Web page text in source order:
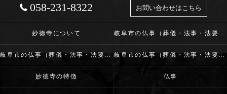
058-231-8322 お問い合わせはこちら
妙徳寺について 岐阜市の仏事（葬儀・法事・法要）･浄土真宗本願寺派 志賀山 妙徳寺の口コミ情報
岐阜市の仏事（葬儀・法事・法要）･浄土真宗本願寺派 志賀山 妙徳寺の評判 岐阜市の仏事（葬儀・法事・法要）･浄土真宗本願寺派 志賀山 妙徳寺のお客様の声
妙徳寺の特徴 仏事